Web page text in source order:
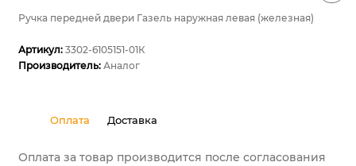
Ручка передней двери Газель наружная левая (железная)
Артикул: 3302-6105151-01К
Производитель: Аналог
Оплата Доставка
Оплата за товар производится после согласования